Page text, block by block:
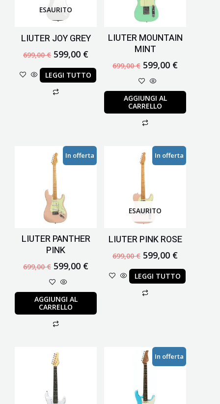
ESAURITO
LIUTER JOY GREY
699,00€ 599,00 €
LEGGI TUTTO
LIUTER MOUNTAIN
MINT
699,00€ 599,00 €
AGGIUNGI AL
CARRELLO
In offerta
LIUTER PANTHER
PINK
699,00€
Il
prezzo
originale
era:
699,00 €.
599,00 €
Il
prezzo
AGGIUNGI AL
CARRELLO
In offerta
ESAURITO
LIUTER PINK ROSE
699,00€
Il
prezzo
originale
era:
699,00 €.
599,00 €
Il
prezzo
LEGGI TUTTO
In offerta
Il
prezzo
originale
era:
549,00 €.
Il
prezzo